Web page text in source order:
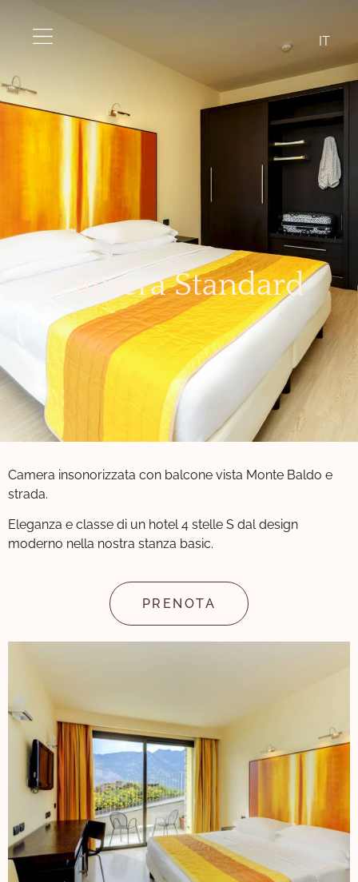
IT
Camera Standard
Camera insonorizzata con balcone vista Monte Baldo e
strada.
Eleganza e classe di un hotel 4 stelle S dal design
moderno nella nostra stanza basic.
PRENOTA